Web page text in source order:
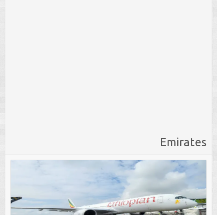
Emirates